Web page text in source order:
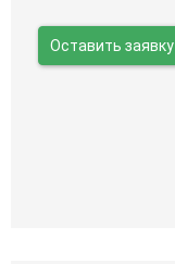
Оставить заявку